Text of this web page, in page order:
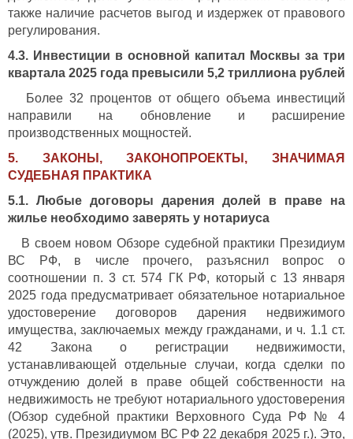
также наличие расчетов выгод и издержек от правового
регулирования.
4.3. Инвестиции в основной капитал Москвы за три
квартала 2025 года превысили 5,2 триллиона рублей
Более 32 процентов от общего объема инвестиций
направили на обновление и расширение
производственных мощностей.
5. ЗАКОНЫ, ЗАКОНОПРОЕКТЫ, ЗНАЧИМАЯ
СУДЕБНАЯ ПРАКТИКА
5.1. Любые договоры дарения долей в праве на
жилье необходимо заверять у нотариуса
В своем новом Обзоре судебной практики Президиум
ВС РФ, в числе прочего, разъяснил вопрос о
соотношении п. 3 ст. 574 ГК РФ, который с 13 января
2025 года предусматривает обязательное нотариальное
удостоверение договоров дарения недвижимого
имущества, заключаемых между гражданами, и ч. 1.1 ст.
42 Закона о регистрации недвижимости,
устанавливающей отдельные случаи, когда сделки по
отчуждению долей в праве общей собственности на
недвижимость не требуют нотариального удостоверения
(Обзор судебной практики Верховного Суда РФ № 4
(2025), утв. Президиумом ВС РФ 22 декабря 2025 г.). Это,